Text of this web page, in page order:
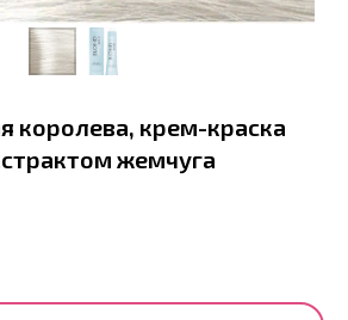
королева, крем-краска
жемчуга